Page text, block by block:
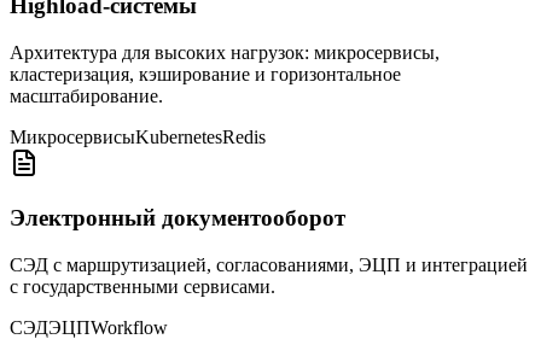
Highload-системы
Архитектура для высоких нагрузок: микросервисы,
кластеризация, кэширование и горизонтальное
масштабирование.
МикросервисыKubernetesRedis
Электронный документооборот
СЭД с маршрутизацией, согласованиями, ЭЦП и интеграцией
с государственными сервисами.
СЭДЭЦПWorkflow